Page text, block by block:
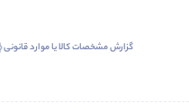
گزارش مشخصات کالا یا موارد قانونی